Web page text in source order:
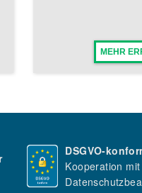
MEHR
DSGVO-
Kooperation